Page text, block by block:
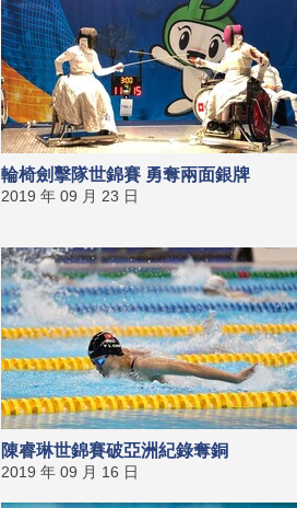
輪椅劍擊隊世錦賽 勇奪兩面銀牌
2019 年 09 月 23 日
陳睿琳世錦賽破亞洲紀錄奪銅
2019 年 09 月 16 日